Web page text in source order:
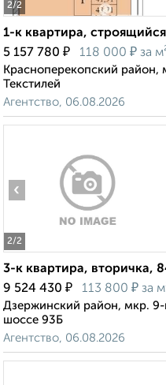
2/2
1-к квартира,
5 157 780 ₽ 118 000 ₽ за
Красноперекопский район,
Текстилей
Агентство, 06.08.2026
2/2
‹
3-к квартира, вторичка,
9 524 430 ₽ 113 800 ₽ за
Дзержинский район, мкр.
шоссе 93Б
Агентство, 06.08.2026